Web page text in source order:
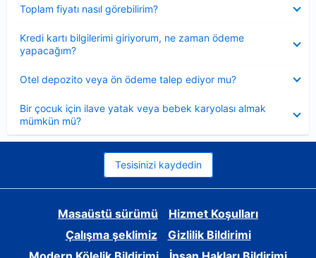
Toplam fiyatı nasıl görebilirim?
Kredi kartı bilgilerimi giriyorum, ne zaman ödeme
yapacağım?
Otel depozito veya ön ödeme talep ediyor mu?
Bir çocuk için ilave yatak veya bebek karyolası almak
mümkün mü?
Tesisinizi kaydedin
Masaüstü sürümü
Hizmet Koşulları
Çalışma şeklimiz
Gizlilik Bildirimi